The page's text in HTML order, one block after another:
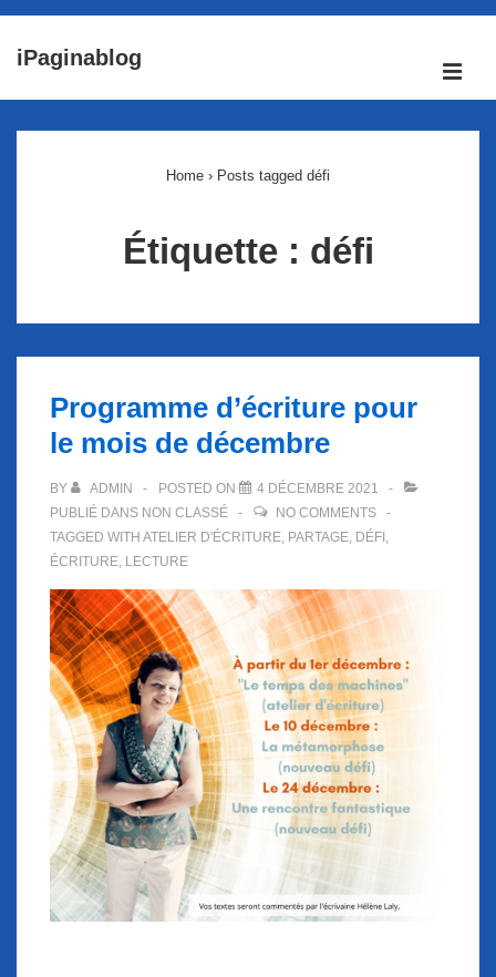
passer
iPaginablog
Home › Posts tagged défi
Étiquette : défi
Programme d’écriture pour
le mois de décembre
BY ADMIN POSTED ON
4 DÉCEMBRE 2021
PUBLIÉ DANS NON CLASSÉ
NO COMMENTS
TAGGED WITH ATELIER D'ÉCRITURE, PARTAGE, DÉFI ,
ÉCRITURE, LECTURE